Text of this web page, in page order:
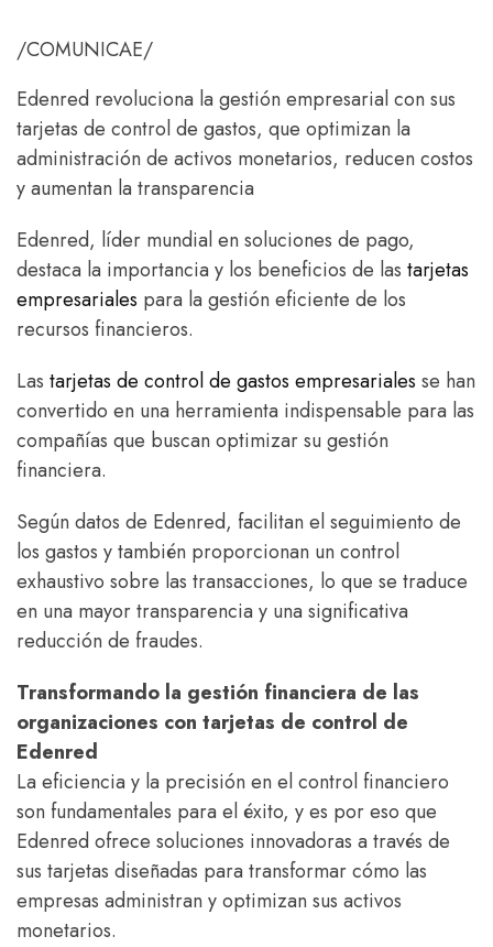
/COMUNICAE/
Edenred revoluciona la gestión empresarial con sus
tarjetas de control de gastos, que optimizan la
administración de activos monetarios, reducen costos
y aumentan la transparencia
Edenred, líder mundial en soluciones de pago,
destaca la importancia y los beneficios de las tarjetas
empresariales para la gestión eficiente de los
recursos financieros.
Las tarjetas de control de gastos empresariales se han
convertido en una herramienta indispensable para las
compañías que buscan optimizar su gestión
financiera.
Según datos de Edenred, facilitan el seguimiento de
los gastos y también proporcionan un control
exhaustivo sobre las transacciones, lo que se traduce
en una mayor transparencia y una significativa
reducción de fraudes.
Transformando la gestión financiera de las
organizaciones con tarjetas de control de
Edenred
La eficiencia y la precisión en el control financiero
son fundamentales para el éxito, y es por eso que
Edenred ofrece soluciones innovadoras a través de
sus tarjetas diseñadas para transformar cómo las
empresas administran y optimizan sus activos
monetarios.